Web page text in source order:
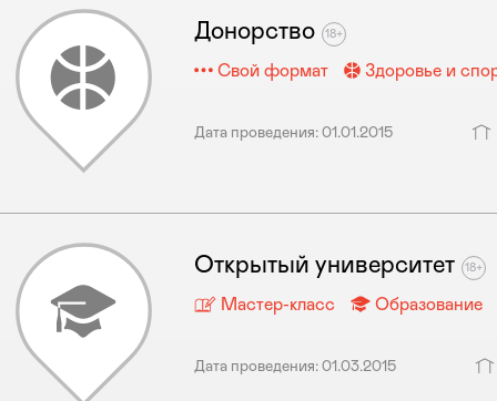
Донорство
Свой формат Здоровье и
Дата проведения: 01.01.2015
Открытый университет
Мастер-класс Образование
Дата проведения: 01.03.2015